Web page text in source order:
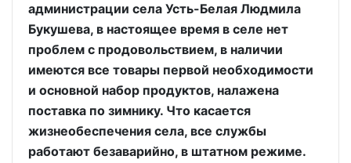
администрации села Усть-Белая Людмила
Букушева, в настоящее время в селе нет
проблем с продовольствием, в наличии
имеются все товары первой необходимости
и основной набор продуктов, налажена
поставка по зимнику. Что касается
жизнеобеспечения села, все службы
работают безаварийно, в штатном режиме.